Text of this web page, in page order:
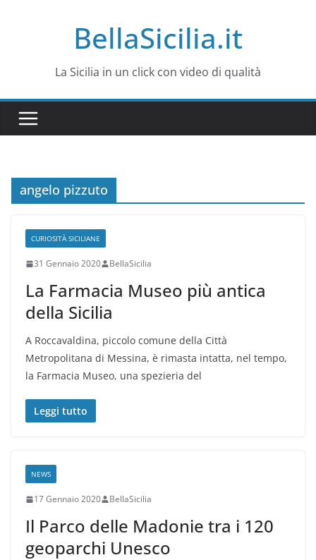
BellaSicilia.it
La Sicilia in un click con video di qualità
angelo pizzuto
CURIOSITÀ SICILIANE
31 Gennaio 2020 BellaSicilia
La Farmacia Museo più antica
della Sicilia
A Roccavaldina, piccolo comune della Città
Metropolitana di Messina, è rimasta intatta, nel tempo,
la Farmacia Museo, una spezieria del
Leggi tutto
NEWS
17 Gennaio 2020 BellaSicilia
Il Parco delle Madonie tra i 120
geoparchi Unesco